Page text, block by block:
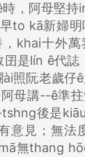
，阿母堅持
to kā新婦
khai十外
是lín ê代
照阮老歲仔
母講--ê準
後是
意見；無法
無thang